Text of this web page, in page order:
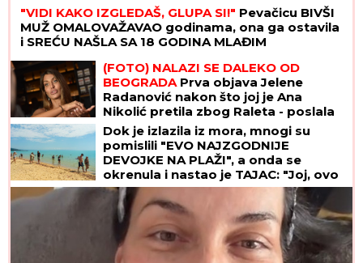
"VIDI KAKO IZGLEDAŠ, GLUPA SI!" Pevačicu BIVŠI
MUŽ OMALOVAŽAVAO godinama, ona ga ostavila
i SREĆU NAŠLA SA 18 GODINA MLAĐIM
(FOTO) NALAZI SE DALEKO OD
BEOGRADA Prva objava Jelene
Radanović nakon što joj je Ana
Nikolić pretila zbog Raleta - poslala
joj jezive poruke
Dok je izlazila iz mora, mnogi su
pomislili "EVO NAJZGODNIJE
DEVOJKE NA PLAŽI", a onda se
okrenula i nastao je TAJAC: "Joj, ovo
izgleda kao žuljevi"